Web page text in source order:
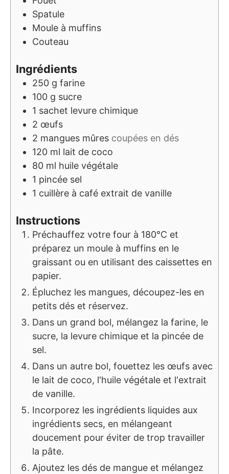
Spatule
Moule à muffins
Couteau
Ingrédients
250 g farine
100 g sucre
1 sachet levure chimique
2 œufs
2 mangues mûres coupées en dés
120 ml lait de coco
80 ml huile végétale
1 pincée sel
1 cuillère à café extrait de vanille
Instructions
Préchauffez votre four à 180°C et
préparez un moule à muffins en le
graissant ou en utilisant des caissettes en
papier.
Épluchez les mangues, découpez-les en
petits dés et réservez.
Dans un grand bol, mélangez la farine, le
sucre, la levure chimique et la pincée de
sel.
Dans un autre bol, fouettez les œufs avec
le lait de coco, l'huile végétale et l'extrait
de vanille.
Incorporez les ingrédients liquides aux
ingrédients secs, en mélangeant
doucement pour éviter de trop travailler
la pâte.
Ajoutez les dés de mangue et mélangez